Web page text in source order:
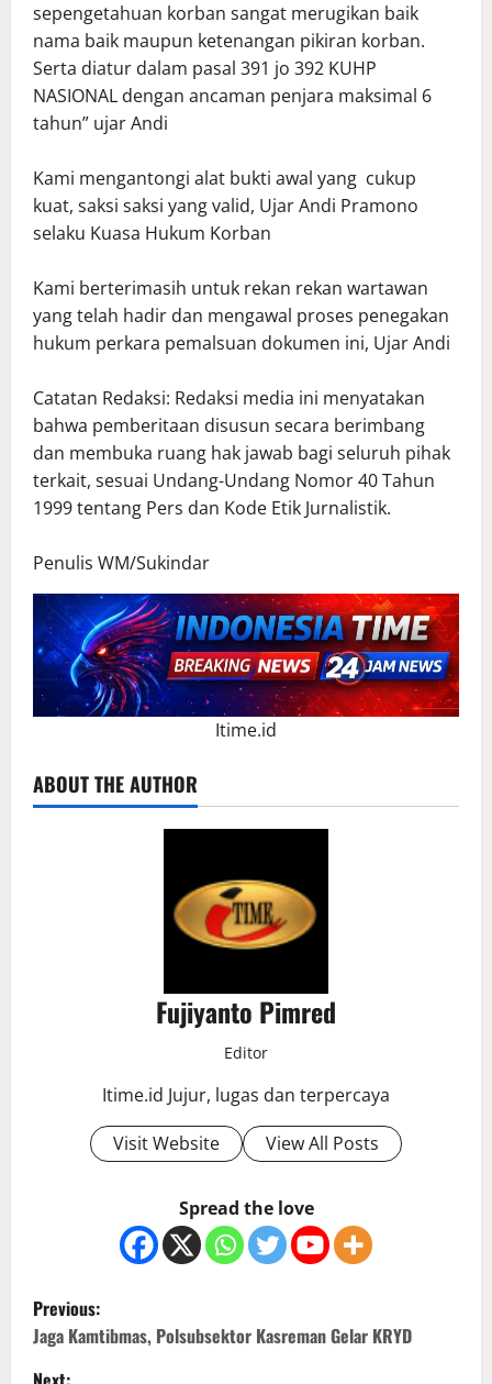
sepengetahuan korban sangat merugikan baik
nama baik maupun ketenangan pikiran korban.
Serta diatur dalam pasal 391 jo 392 KUHP
NASIONAL dengan ancaman penjara maksimal 6
tahun” ujar Andi
Kami mengantongi alat bukti awal yang cukup
kuat, saksi saksi yang valid, Ujar Andi Pramono
selaku Kuasa Hukum Korban
Kami berterimasih untuk rekan rekan wartawan
yang telah hadir dan mengawal proses penegakan
hukum perkara pemalsuan dokumen ini, Ujar Andi
Catatan Redaksi: Redaksi media ini menyatakan
bahwa pemberitaan disusun secara berimbang
dan membuka ruang hak jawab bagi seluruh pihak
terkait, sesuai Undang-Undang Nomor 40 Tahun
1999 tentang Pers dan Kode Etik Jurnalistik.
Penulis WM/Sukindar
Itime.id
ABOUT THE AUTHOR
Fujiyanto Pimred
Editor
Itime.id Jujur, lugas dan terpercaya
Visit Website
View All Posts
Spread the love
P
o
Previous:
Jaga Kamtibmas, Polsubsektor Kasreman Gelar KRYD